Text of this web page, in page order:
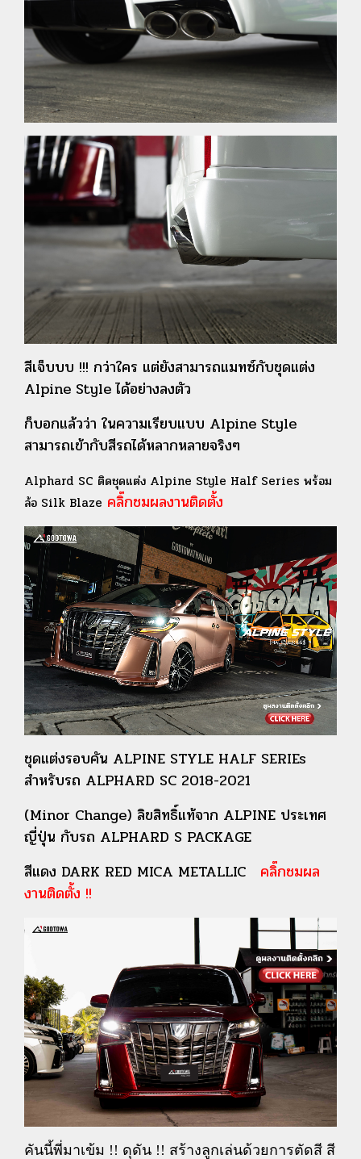
สีเจ็บบบ !!! กว่าใคร แต่ยังสามารถแมทซ์กับชุดแต่ง
Alpine Style ได้อย่างลงตัว
ก็บอกแล้วว่า ในความเรียบแบบ Alpine Style
สามารถเข้ากับสีรถได้หลากหลายจริงๆ
Alphard SC ติดชุดแต่ง Alpine Style Half Series พร้อม
ล้อ Silk Blaze คลิ๊กชมผลงานติดตั้ง
ชุดแต่งรอบคัน ALPINE STYLE HALF SERIEs
สำหรับรถ ALPHARD SC 2018-2021
(Minor Change) ลิขสิทธิ์แท้จาก ALPINE ประเทศ
ญี่ปุ่น กับรถ ALPHARD S PACKAGE
สีแดง DARK RED MICA METALLIC คลิ๊กชมผล
งานติดตั้ง !!
คันนี้พี่มาเข้ม !! ดุดัน !! สร้างลูกเล่นด้วยการตัดสี สี